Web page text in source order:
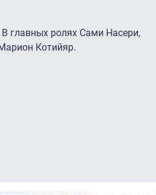
главных ролях Сами Насери,
Котийяр.